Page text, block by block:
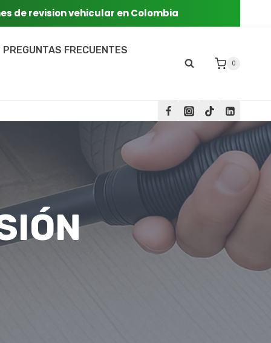
de revision vehicular en Colombia
PREGUNTAS FRECUENTES
0